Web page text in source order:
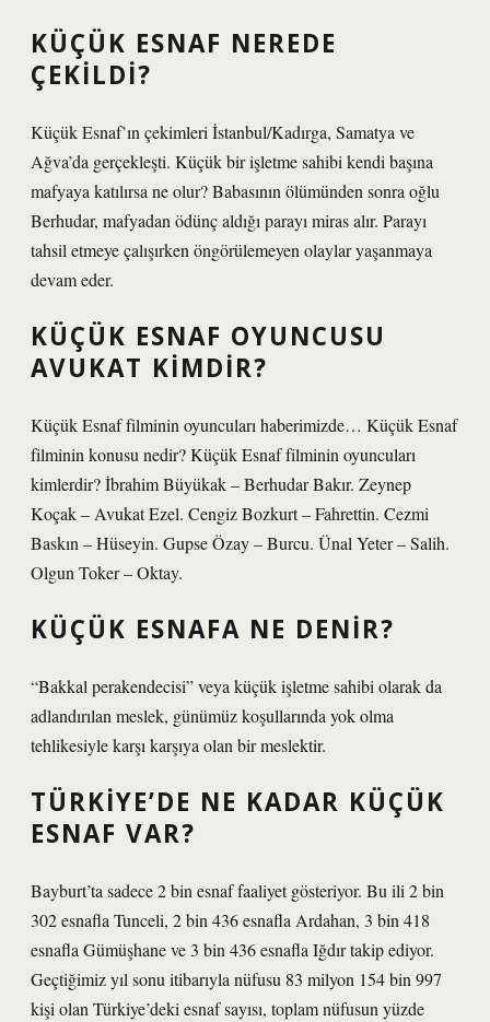
KÜÇÜK ESNAF NEREDE
ÇEKILDI?
Küçük Esnaf’ın çekimleri İstanbul/Kadırga, Samatya ve
Ağva’da gerçekleşti. Küçük bir işletme sahibi kendi başına
mafyaya katılırsa ne olur? Babasının ölümünden sonra oğlu
Berhudar, mafyadan ödünç aldığı parayı miras alır. Parayı
tahsil etmeye çalışırken öngörülemeyen olaylar yaşanmaya
devam eder.
KÜÇÜK ESNAF OYUNCUSU
AVUKAT KIMDIR?
Küçük Esnaf filminin oyuncuları haberimizde… Küçük Esnaf
filminin konusu nedir? Küçük Esnaf filminin oyuncuları
kimlerdir? İbrahim Büyükak – Berhudar Bakır. Zeynep
Koçak – Avukat Ezel. Cengiz Bozkurt – Fahrettin. Cezmi
Baskın – Hüseyin. Gupse Özay – Burcu. Ünal Yeter – Salih.
Olgun Toker – Oktay.
KÜÇÜK ESNAFA NE DENIR?
“Bakkal perakendecisi” veya küçük işletme sahibi olarak da
adlandırılan meslek, günümüz koşullarında yok olma
tehlikesiyle karşı karşıya olan bir meslektir.
TÜRKIYE’DE NE KADAR KÜÇÜK
ESNAF VAR?
Bayburt’ta sadece 2 bin esnaf faaliyet gösteriyor. Bu ili 2 bin
302 esnafla Tunceli, 2 bin 436 esnafla Ardahan, 3 bin 418
esnafla Gümüşhane ve 3 bin 436 esnafla Iğdır takip ediyor.
Geçtiğimiz yıl sonu itibarıyla nüfusu 83 milyon 154 bin 997
kişi olan Türkiye’deki esnaf sayısı, toplam nüfusun yüzde